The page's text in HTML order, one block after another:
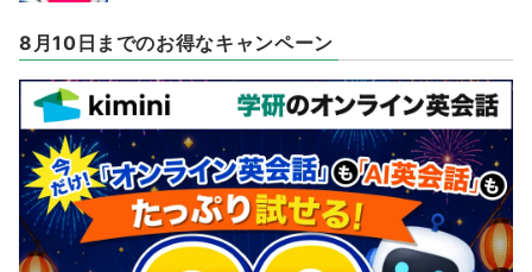
8月10日までのお得なキャンペーン